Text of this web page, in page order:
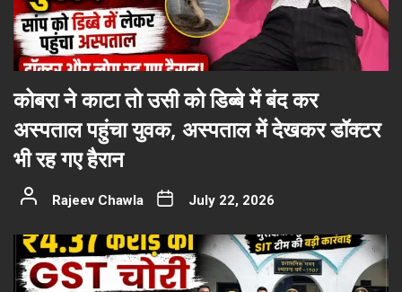
कोबरा ने काटा तो उसी को डिब्बे में बंद कर
अस्पताल पहुंचा युवक, अस्पताल में देखकर डॉक्टर
भी रह गए हैरान
Rajeev Chawla July 22, 2026